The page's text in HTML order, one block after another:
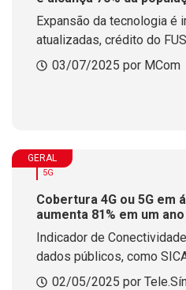
Expansão da tecnologia é
atualizadas, crédito do
Ministério das
03/07/2025 por MCom
GERAL
5G
Cobertura 4G ou 5G em
aumenta 81% em um ano
Indicador de
dados públicos, como
Anatel, e revela avanço
02/05/2025 por